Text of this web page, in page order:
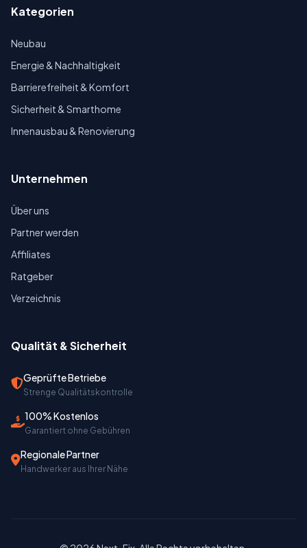
Kategorien
Neubau
Energie & Nachhaltigkeit
Barrierefreiheit & Komfort
Sicherheit & Smarthome
Innenausbau & Renovierung
Unternehmen
Über uns
Partner werden
Affiliates
Ratgeber
Verzeichnis
Qualität & Sicherheit
Geprüfte Betriebe
Strenge Qualitätskontrolle
100% Kostenlos
Garantiert ohne Gebühren
Regionale Partner
Handwerker aus Ihrer Nähe